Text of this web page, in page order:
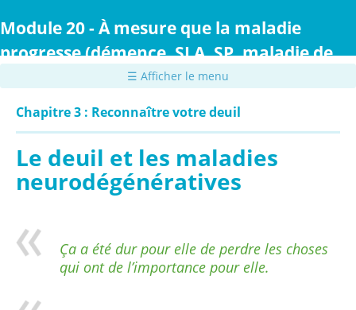
au
principal
Module 20 - À mesure que la maladie
progresse (démence, SLA, SP, maladie de
Parkinson ou maladie de Huntington)
☰ Afficher le menu
Chapitre 3 : Reconnaître votre deuil
Le deuil et les maladies
neurodégénératives
Ça a été dur pour elle de perdre les choses
qui ont de l’importance pour elle.